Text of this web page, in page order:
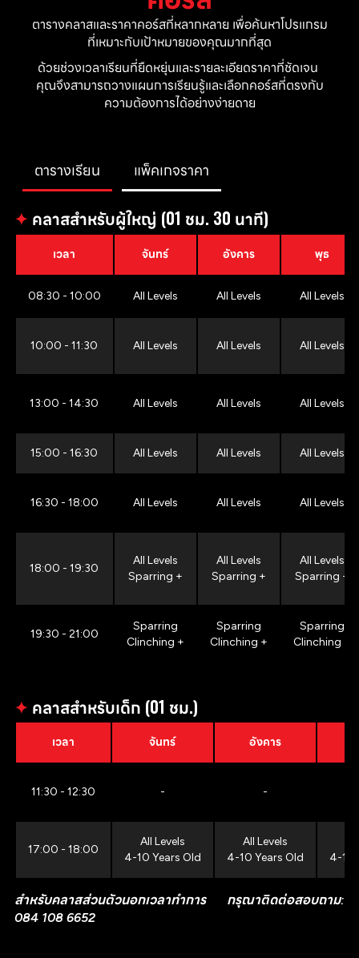
ตารางคลาสและราคาคอร์สที่หลากหลาย เพื่อค้นหาโปรแกรม
ที่เหมาะกับเป้าหมายของคุณมากที่สุด
ด้วยช่วงเวลาเรียนที่ยืดหยุ่นและรายละเอียดราคาที่ชัดเจน
คุณจึงสามารถวางแผนการเรียนรู้และเลือกคอร์สที่ตรงกับ
ความต้องการได้อย่างง่ายดาย
ตารางเรียน แพ็คเกจราคา
✦ คลาสสำหรับผู้ใหญ่ (01 ชม. 30 นาที)
เวลา จันทร์ อังคาร พุธ
08:30 - 10:00 All Levels All Levels All Levels
10:00 - 11:30 All Levels All Levels All Levels
13:00 - 14:30 All Levels All Levels All Levels
15:00 - 16:30 All Levels All Levels All Levels
16:30 - 18:00 All Levels All Levels All Levels
18:00 - 19:30
All Levels
Sparring +
All Levels
Sparring +
All Levels
Sparring +
19:30 - 21:00
Sparring
Clinching +
Sparring
Clinching +
Sparring
Clinching +
✦ คลาสสำหรับเด็ก (01 ชม.)
เวลา จันทร์ อังคาร
11:30 - 12:30 - -
17:00 - 18:00
All Levels
4-10 Years Old
All Levels
4-10 Years Old
4-10
สำหรับคลาสส่วนตัวนอกเวลาทำการ กรุณาติดต่อสอบถาม:
084 108 6652